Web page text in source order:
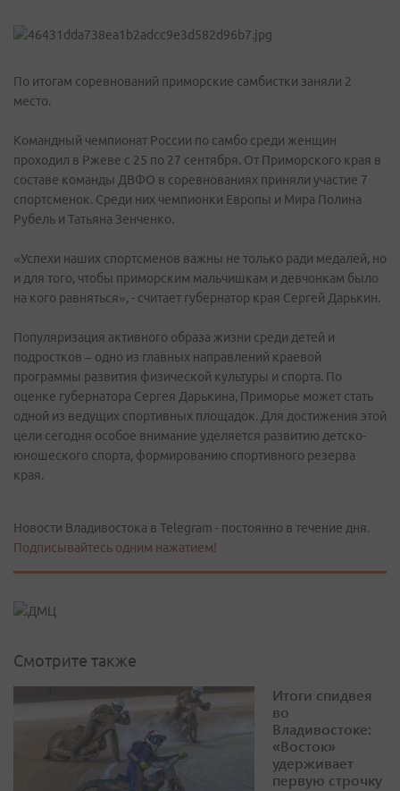
По итогам соревнований приморские самбистки заняли 2
место.
Командный чемпионат России по самбо среди женщин
проходил в Ржеве с 25 по 27 сентября. От Приморского края в
составе команды ДВФО в соревнованиях приняли участие 7
спортсменок. Среди них чемпионки Европы и Мира Полина
Рубель и Татьяна Зенченко.
«Успехи наших спортсменов важны не только ради медалей, но
и для того, чтобы приморским мальчишкам и девчонкам было
на кого равняться», - считает губернатор края Сергей Дарькин.
Популяризация активного образа жизни среди детей и
подростков – одно из главных направлений краевой
программы развития физической культуры и спорта. По
оценке губернатора Сергея Дарькина, Приморье может стать
одной из ведущих спортивных площадок. Для достижения этой
цели сегодня особое внимание уделяется развитию детско-
юношеского спорта, формированию спортивного резерва
края.
Новости Владивостока в Telegram - постоянно в течение дня.
Подписывайтесь одним нажатием!
Смотрите также
Итоги спидвея
во
Владивостоке:
«Восток»
удерживает
первую строчку